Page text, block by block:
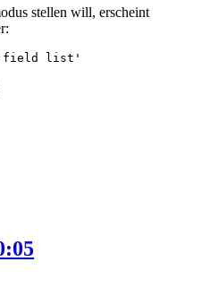
stellen will, erscheint
'field list'